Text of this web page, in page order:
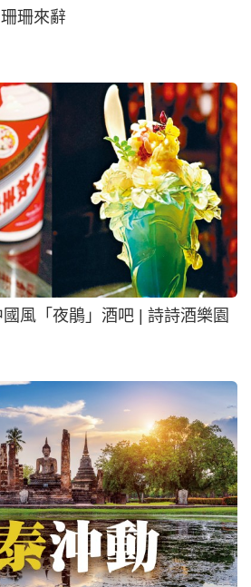
珊來辭
風「夜鵑」酒吧 | 詩詩酒樂園